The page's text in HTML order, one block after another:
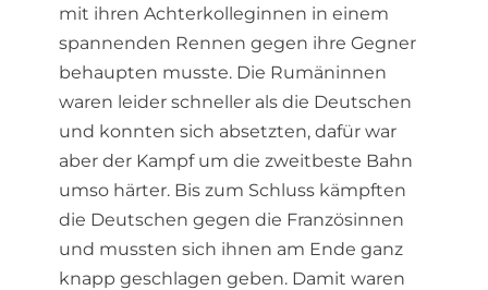
mit ihren Achterkolleginnen in einem
spannenden Rennen gegen ihre Gegner
behaupten musste. Die Rumäninnen
waren leider schneller als die Deutschen
und konnten sich absetzten, dafür war
aber der Kampf um die zweitbeste Bahn
umso härter. Bis zum Schluss kämpften
die Deutschen gegen die Französinnen
und mussten sich ihnen am Ende ganz
knapp geschlagen geben. Damit waren